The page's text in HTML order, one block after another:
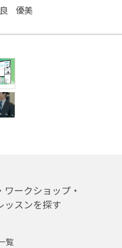
優美
ークショップ・
ッスンを探す
覧